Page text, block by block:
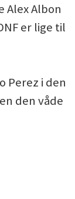
Alex Albon
er lige til
Perez i den
den våde